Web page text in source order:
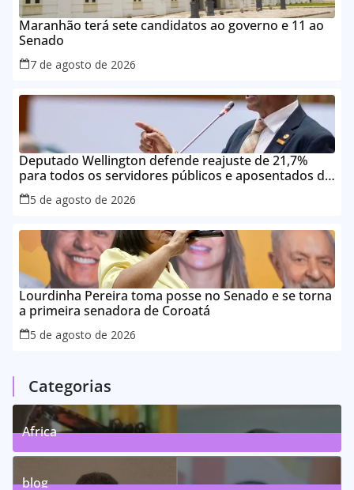
Maranhão terá sete candidatos ao governo e 11 ao
Senado
7 de agosto de 2026
Deputado Wellington defende reajuste de 21,7%
para todos os servidores públicos e aposentados do
Maranhão
5 de agosto de 2026
Lourdinha Pereira toma posse no Senado e se torna
a primeira senadora de Coroatá
5 de agosto de 2026
Categorias
Africa
0Posts
blog